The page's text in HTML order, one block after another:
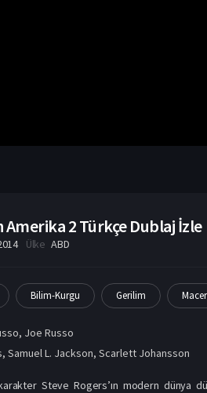
Amerika 2 Türkçe Dublaj İzle
Ülke ABD
Bilim-Kurgu Gerilim
, Joe Russo
,Samuel L. Jackson,Scarlett Johansson
Steve Rogers’ın modern dünya